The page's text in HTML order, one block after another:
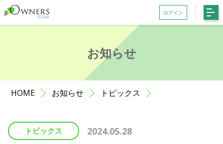
ログイン
会員登録がお済みでない方はこちら
お知らせ
サポート
お知らせ
HOME お知らせ トピックス
トピックス 2024.05.28